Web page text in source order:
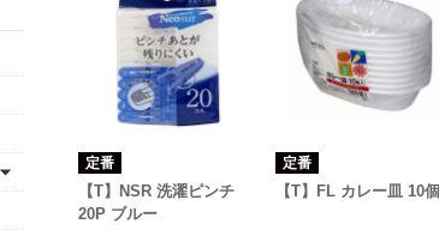
定番
【T】NSR 洗濯ピンチ
20P ブルー
定番
【T】FL カレー皿 10個